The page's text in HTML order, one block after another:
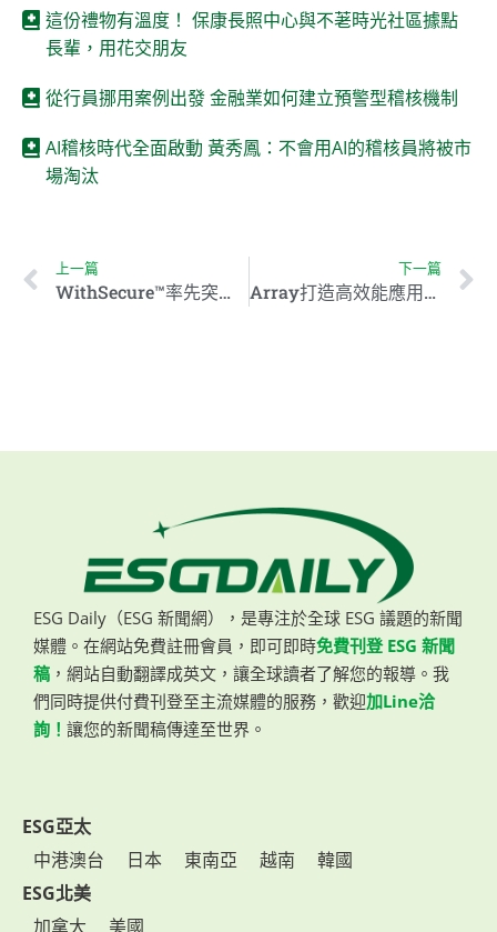
這份禮物有溫度！ 保康長照中心與不荖時光社區據點
長輩，用花交朋友
從行員挪用案例出發 金融業如何建立預警型稽核機制
AI稽核時代全面啟動 黃秀鳳：不會用AI的稽核員將被市
場淘汰
上一篇
WithSecure™率先突破零日偵測技術 主動防禦未知威脅
下一篇
Array打造高效能應用交付與零盲點資安防護
ESG Daily（ESG 新聞網），是專注於全球 ESG 議題的新聞
媒體。在網站免費註冊會員，即可即時免費刊登 ESG 新聞
稿 ，網站自動翻譯成英文，讓全球讀者了解您的報導。我
們同時提供付費刊登至主流媒體的服務，歡迎加Line洽
詢！ 讓您的新聞稿傳達至世界。
ESG亞太
中港澳台
日本 東南亞 越南
韓國
ESG北美
加拿大
美國